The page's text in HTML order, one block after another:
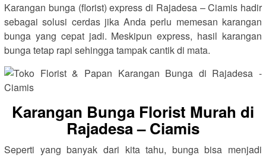
Karangan bunga (florist) express di Rajadesa – Ciamis hadir
sebagai solusi cerdas jika Anda perlu memesan karangan
bunga yang cepat jadi. Meskipun express, hasil karangan
bunga tetap rapi sehingga tampak cantik di mata.
Karangan Bunga Florist Murah di
Rajadesa – Ciamis
Seperti yang banyak dari kita tahu, bunga bisa menjadi